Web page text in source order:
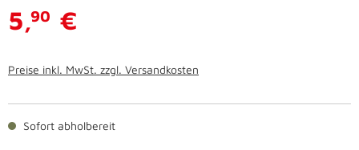
5,90 €
Preise inkl. MwSt. zzgl. Versandkosten
Sofort abholbereit